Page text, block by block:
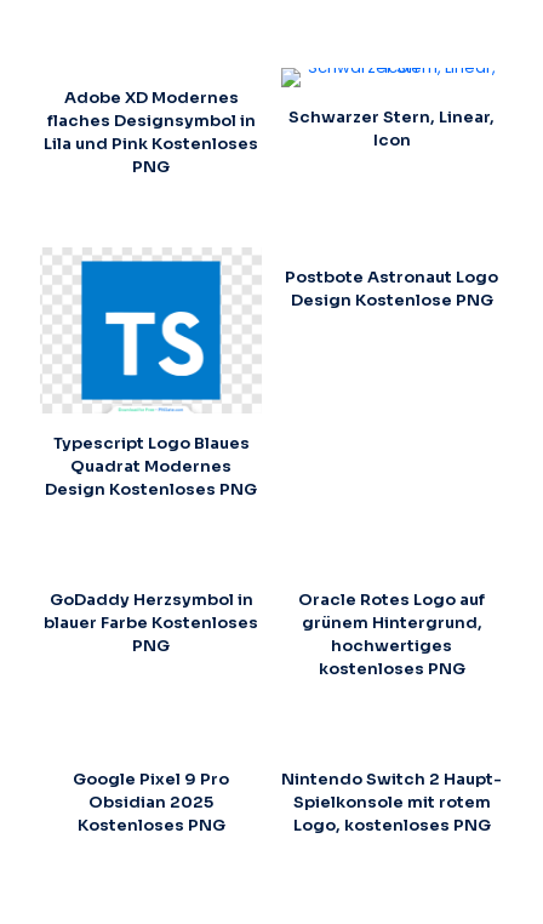
Adobe XD Modernes
flaches Designsymbol in
Lila und Pink Kostenloses
PNG
Schwarzer Stern, Linear,
Icon
Typescript Logo Blaues
Quadrat Modernes
Design Kostenloses PNG
Postbote Astronaut Logo
Design Kostenlose PNG
GoDaddy Herzsymbol in
blauer Farbe Kostenloses
PNG
Oracle Rotes Logo auf
grünem Hintergrund,
hochwertiges
kostenloses PNG
Google Pixel 9 Pro
Obsidian 2025
Kostenloses PNG
Nintendo Switch 2 Haupt-
Spielkonsole mit rotem
Logo, kostenloses PNG